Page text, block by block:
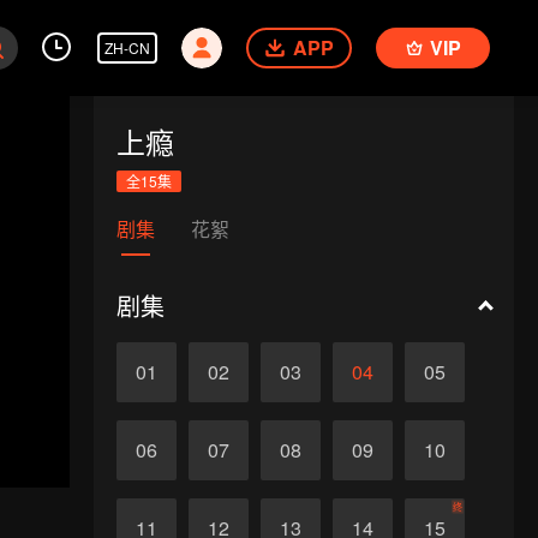
ZH-CN APP VIP
上瘾
全15集
剧集 花絮
剧集
01 02 03 04 05
06 07 08 09 10
11 12 13 14 15
终